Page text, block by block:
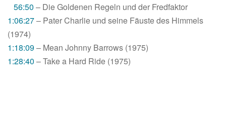
56:50 – Die Goldenen Regeln und der Fredfaktor
1:06:27– Pater Charlie und seine Fäuste des Himmels
(1974)
1:18:09– Mean Johnny Barrows (1975)
1:28:40 – Take a Hard Ride (1975)